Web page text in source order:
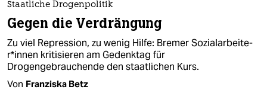
Staatliche Drogenpolitik
Gegen die Verdrängung
Zu viel Repression, zu wenig Hilfe: Bremer So­zi­al­ar­bei­te­
r*in­nen kritisieren am Gedenktag für
Drogengebrauchende den staatlichen Kurs.
Von Franziska Betz